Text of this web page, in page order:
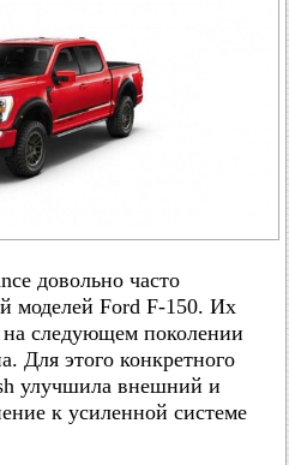
довольно часто
моделей Ford F-150. Их
на следующем поколении
Для этого конкретного
улучшила внешний и
к усиленной системе